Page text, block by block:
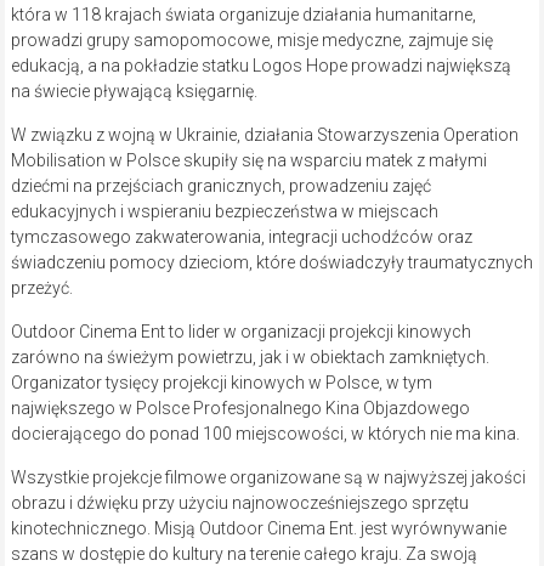
która w 118 krajach świata organizuje działania humanitarne,
prowadzi grupy samopomocowe, misje medyczne, zajmuje się
edukacją, a na pokładzie statku Logos Hope prowadzi największą
na świecie pływającą księgarnię.
W związku z wojną w Ukrainie, działania Stowarzyszenia Operation
Mobilisation w Polsce skupiły się na wsparciu matek z małymi
dziećmi na przejściach granicznych, prowadzeniu zajęć
edukacyjnych i wspieraniu bezpieczeństwa w miejscach
tymczasowego zakwaterowania, integracji uchodźców oraz
świadczeniu pomocy dzieciom, które doświadczyły traumatycznych
przeżyć.
Outdoor Cinema Ent to lider w organizacji projekcji kinowych
zarówno na świeżym powietrzu, jak i w obiektach zamkniętych.
Organizator tysięcy projekcji kinowych w Polsce, w tym
największego w Polsce Profesjonalnego Kina Objazdowego
docierającego do ponad 100 miejscowości, w których nie ma kina.
Wszystkie projekcje filmowe organizowane są w najwyższej jakości
obrazu i dźwięku przy użyciu najnowocześniejszego sprzętu
kinotechnicznego. Misją Outdoor Cinema Ent. jest wyrównywanie
szans w dostępie do kultury na terenie całego kraju. Za swoją